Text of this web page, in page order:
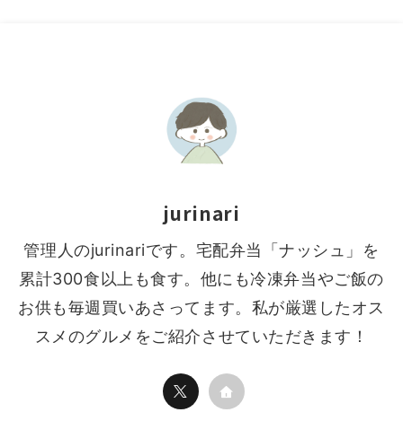
jurinari
管理人のjurinariです。宅配弁当「ナッシュ」を
累計300食以上も食す。他にも冷凍弁当やご飯の
お供も毎週買いあさってます。私が厳選したオス
スメのグルメをご紹介させていただきます！